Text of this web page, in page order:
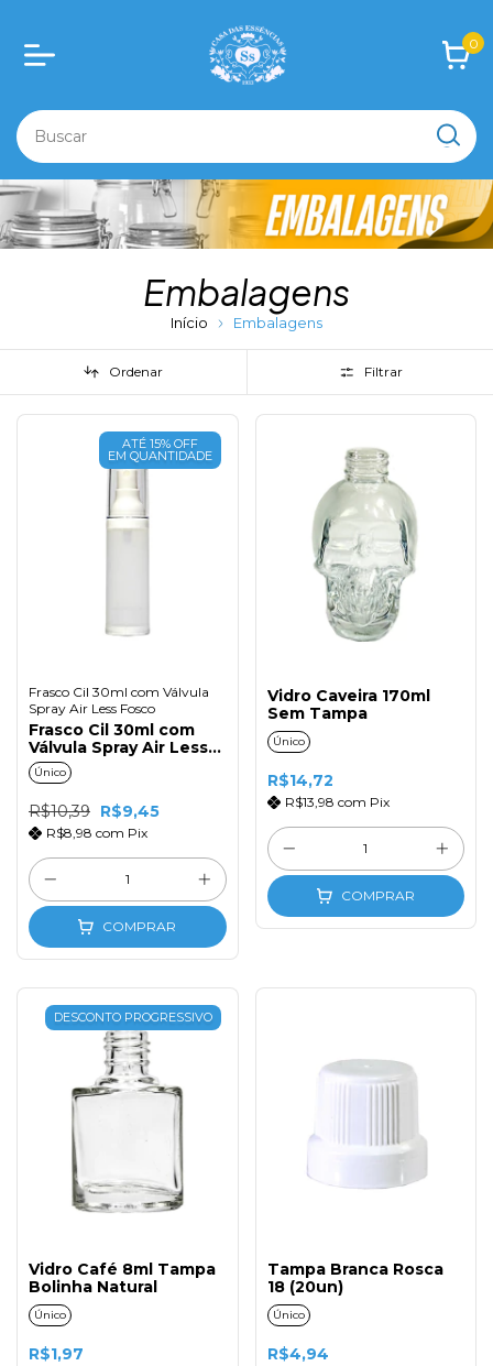
0
Embalagens
Início Embalagens
Ordenar Filtrar
ATÉ 15% OFF
EM QUANTIDADE
Frasco Cil 30ml com Válvula
Spray Air Less Fosco
Frasco Cil 30ml com
Válvula Spray Air Less
Fosco
Único
R$10,39 R$9,45
R$8,98 com Pix
COMPRAR
Vidro Caveira 170ml
Sem Tampa
Único
R$14,72
R$13,98 com Pix
COMPRAR
DESCONTO PROGRESSIVO
Vidro Café 8ml Tampa
Bolinha Natural
Único
R$1,97
Tampa Branca Rosca
18 (20un)
Único
R$4,94